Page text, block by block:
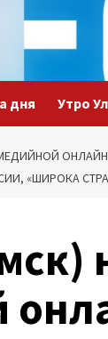
дня Утро
«ШИРОКА